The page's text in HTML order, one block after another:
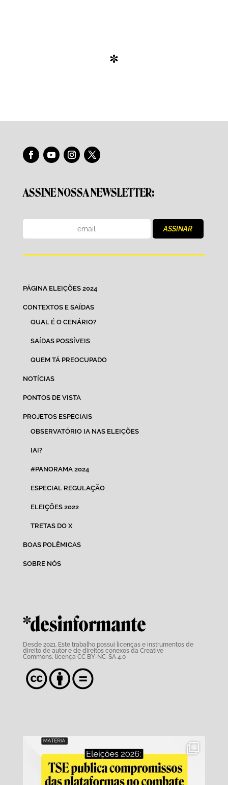
*
ASSINE NOSSA NEWSLETTER:
PÁGINA ELEIÇÕES 2024
CONTEXTOS E SAÍDAS
QUAL É O CENÁRIO?
SAÍDAS POSSÍVEIS
QUEM TÁ PREOCUPADO
NOTÍCIAS
PONTOS DE VISTA
PROJETOS ESPECIAIS
OBSERVATÓRIO IA NAS ELEIÇÕES
IAI?
#PANORAMA 2024
ESPECIAL REGULAÇÃO
ELEIÇÕES 2022
TRETAS DO X
BOAS POLÊMICAS
SOBRE NÓS
*desinformante
Desde 2021. Este trabalho possui licenças e instrumentos de
direito de autor e de direitos conexos da Creative
Commons,
licença CC BY-NC-SA 4.0